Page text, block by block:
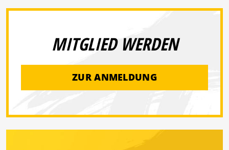
MITGLIED WERDEN
ZUR ANMELDUNG